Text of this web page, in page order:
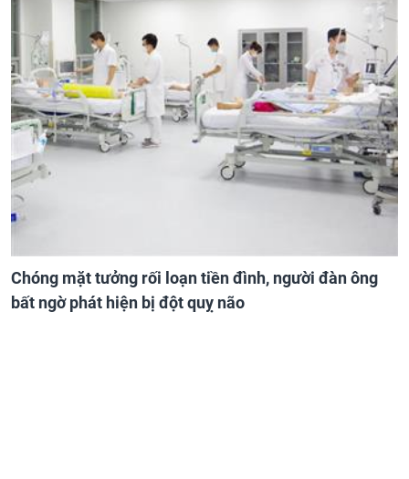
Chóng mặt tưởng rối loạn tiền đình, người đàn ông
bất ngờ phát hiện bị đột quỵ não